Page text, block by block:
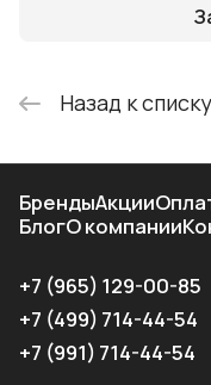
Назад к списку
БрендыАкции
БлогО компании
+7 (965) 129-00-85
+7 (499) 714-44-54
+7 (991) 714-44-54